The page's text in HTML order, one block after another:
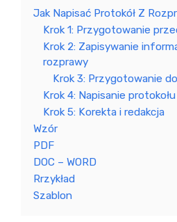
Jak Napisać Protokół Z
Krok 1: Przygotowanie
Krok 2: Zapisywanie
rozprawy
Krok 3: Przygotowanie
Krok 4: Napisanie protokołu
Krok 5: Korekta i redakcja
Wzór
PDF
DOC – WORD
Rrzykład
Szablon